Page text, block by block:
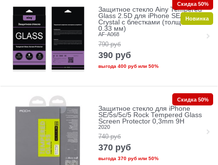
Защитное стекло Ainy Tempered
Glass 2.5D для iPhone SE/5/5c/5s
Crystal с блестками (толщина
0.33 мм)
AF-A068
790 руб
390 руб
выгода 400 рубили 50%
Скидка 50%
Новинка
Защитное стекло для iPhone
SE/5s/5с/5 Rock Tempered Glass
Screen Protector 0,3mm 9H
2020
740 руб
370 руб
выгода 370 рубили 50%
Скидка 50%